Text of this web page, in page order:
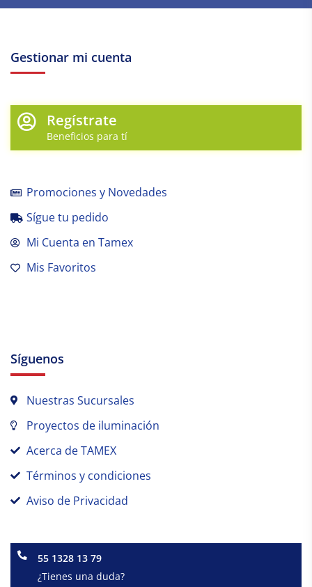
Gestionar mi cuenta
Regístrate
Beneficios para tí
Promociones y Novedades
Sígue tu pedido
Mi Cuenta en Tamex
Mis Favoritos
Síguenos
Nuestras Sucursales
Proyectos de iluminación
Acerca de TAMEX
Términos y condiciones
Aviso de Privacidad
55 1328 13 79
¿Tienes una duda?